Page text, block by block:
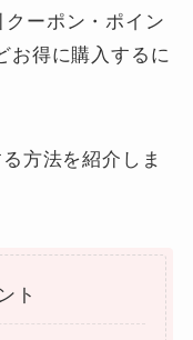
ーポン・ポイン
お得に購入するに
方法を紹介しま
ト